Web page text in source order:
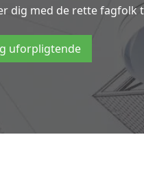
dig med de rette
uforpligtende